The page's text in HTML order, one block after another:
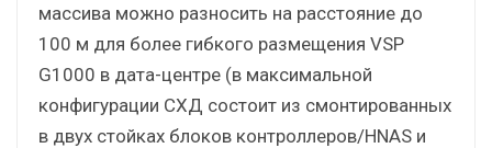
массива можно разносить на расстояние до
100 м для более гибкого размещения VSP
G1000 в дата-центре (в максимальной
конфигурации СХД состоит из смонтированных
в двух стойках блоков контроллеров/HNAS и